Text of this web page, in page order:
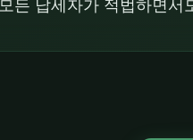
모든 납세자가 적법하면